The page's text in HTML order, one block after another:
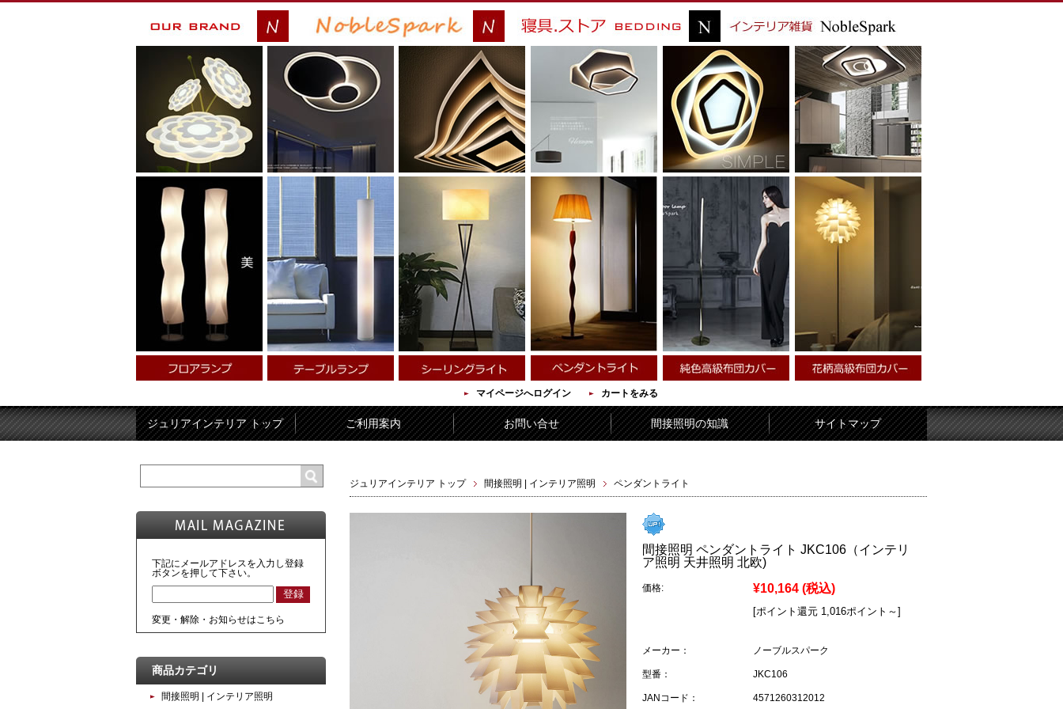
マイページへログイン カートをみる
ジュリアインテリア トップ ご利用案内 お問い合せ 間接照明の知識 サイトマップ
ジュリアインテリア トップ 間接照明 | インテリア照明 ペンダントライト
間接照明 ペンダントライト JKC106（インテリ
ア照明 天井照明 北欧)
価格: ¥10,164 (税込)
[ポイント還元 1,016ポイント～]
メーカー： ノーブルスパーク
型番： JKC106
JANコード： 4571260312012
下記にメールアドレスを入力し登録
ボタンを押して下さい。
変更・解除・お知らせはこちら
商品カテゴリ
間接照明 | インテリア照明